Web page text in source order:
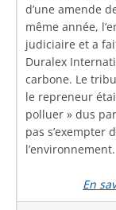
d’une amende
même année,
judiciaire et a
Duralex
carbone. Le
le repreneur
polluer » dus
pas s’exempter
l’environnement.
En